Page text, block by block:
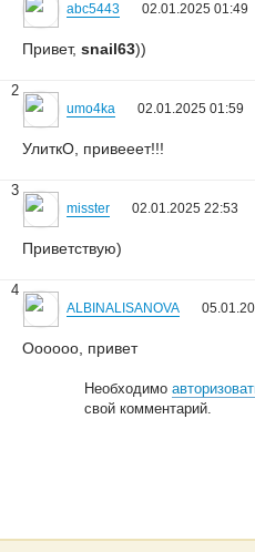
abc5443 02.01.2025 01:49
Привет, snail63))
2
umo4ka 02.01.2025 01:59
УлиткО, привееет!!!
3
misster 02.01.2025 22:53
Приветствую)
4
ALBINALISANOVA
Оооооо, привет
Необходимо
свой комментарий.